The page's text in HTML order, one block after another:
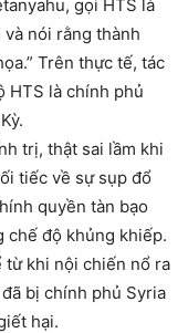
gọi HTS là
và nói rằng thành
Trên thực tế, tác
HTS là chính phủ
trị, thật sai lầm khi
tiếc về sự sụp đổ
quyền tàn bạo
chế độ khủng khiếp.
từ khi nội chiến nổ ra
bị chính phủ Syria
hại.